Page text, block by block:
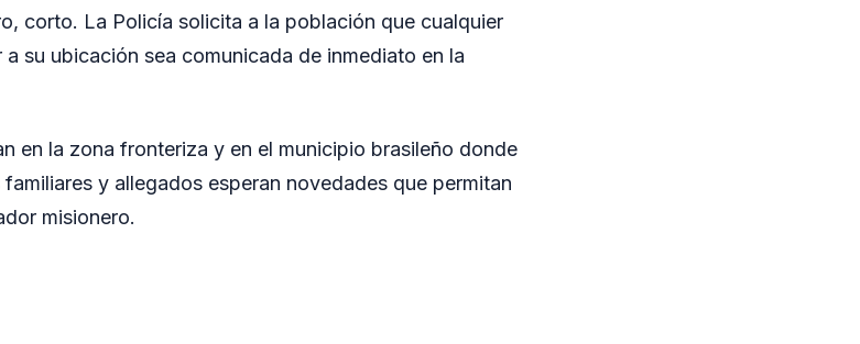
corto. La Policía solicita a la población que cualquier
su ubicación sea comunicada de inmediato en la
en la zona fronteriza y en el municipio brasileño donde
y allegados esperan novedades que permitan
misionero.